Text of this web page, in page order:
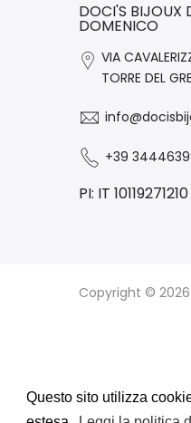
Questo sito utilizza
Questo sito utilizza
DOCI'S BIJOUX
DOMENICO
VIA
TORRE DEL
+39
PI: IT 10119271210
Copyright © 2026
E-Commerce e